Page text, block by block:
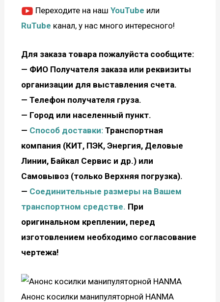
Переходите на нашYouTube или
RuTube канал, у нас много интересного!
Для заказа товара пожалуйста сообщите:
— ФИО Получателя заказа или реквизиты
организации для выставления счета.
— Телефон получателя груза.
— Город или населенный пункт.
— Способ доставки: Транспортная
компания (КИТ, ПЭК, Энергия, Деловые
Линии, Байкал Сервис и др.) или
Самовывоз (только Верхняя погрузка).
— Соединительные размеры на Вашем
транспортном средстве. При
оригинальном креплении, перед
изготовлением необходимо согласование
чертежа!
Анонс косилки манипуляторной HANMA